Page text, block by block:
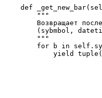
def
        """
Возвращает
(sybmbol,
        """
for b in
yield